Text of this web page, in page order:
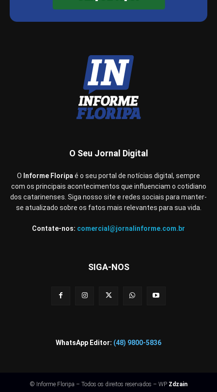
O Seu Jornal Digital
O Informe Floripa é o seu portal de notícias digital, sempre
com os principais acontecimentos que influenciam o cotidiano
dos catarinenses. Siga nosso site e redes sociais para manter-
se atualizado sobre os fatos mais relevantes para sua vida.
Contate-nos: comercial@jornalinforme.com.br
SIGA-NOS
WhatsApp Editor: (48) 9800-5836
© Informe Floripa – Todos os direitos reservados – WP Zdzain